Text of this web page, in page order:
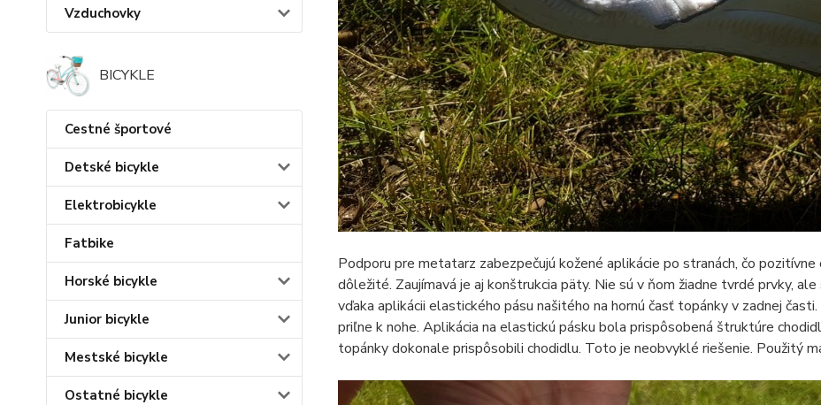
Vzduchovky
BICYKLE
Cestné športové
Detské bicykle
Elektrobicykle
Fatbike
Horské bicykle
Junior bicykle
Mestské bicykle
Ostatné bicykle
Podporu pre metatarz zabezpečujú kožené aplikácie po stranách, čo
dôležité. Zaujímavá je aj konštrukcia päty. Nie sú v ňom žiadne tvrdé prvky,
vďaka aplikácii elastického pásu našitého na hornú časť topánky v zadnej
priľne k nohe. Aplikácia na elastickú pásku bola prispôsobená štruktúre
topánky dokonale prispôsobili chodidlu. Toto je neobvyklé riešenie. Použitý